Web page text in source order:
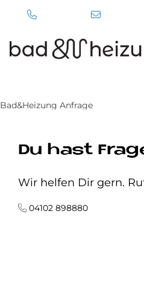
Bad&Heizung Anfrage
Du hast
Wir helfen Dir gern.
04102 898880